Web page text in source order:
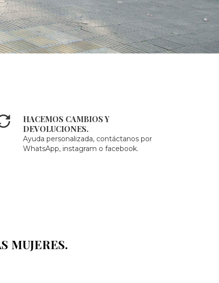
HACEMOS CAMBIOS Y
DEVOLUCIONES.
Ayuda personalizada, contáctanos por
WhatsApp, instagram o facebook.
MUJERES.